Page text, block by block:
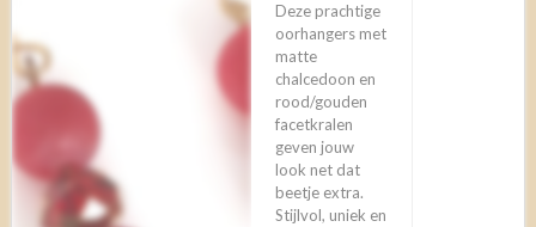
Deze prachtige
oorhangers met
matte
chalcedoon en
rood/gouden
facetkralen
geven jouw
look net dat
beetje extra.
Stijlvol, uniek en